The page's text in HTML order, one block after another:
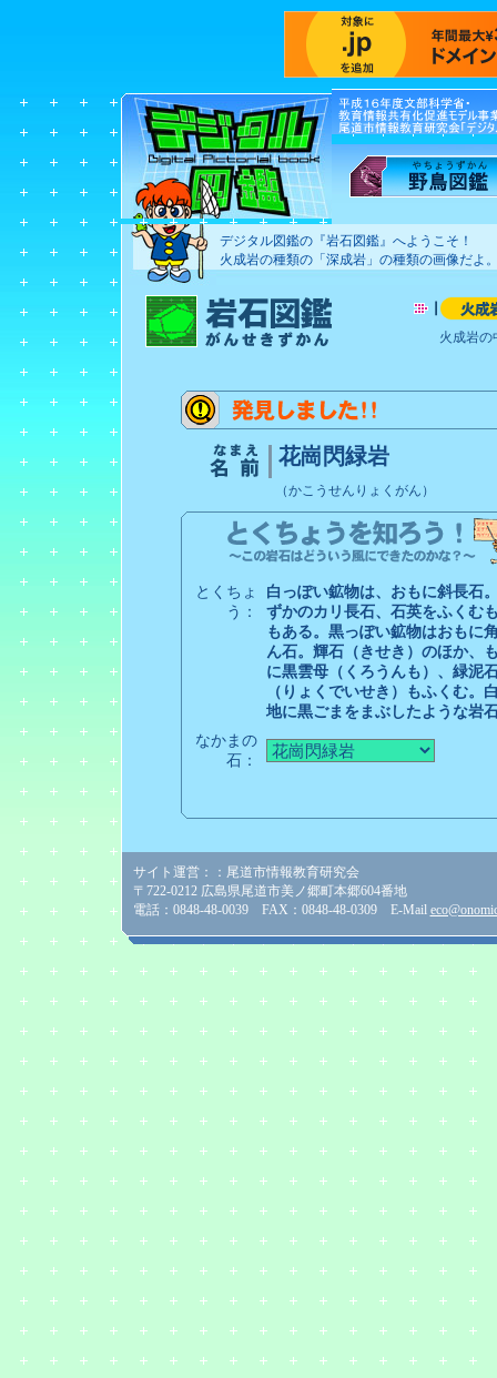
デジタル図鑑の『岩石図鑑』へようこそ！
火成岩の種類の「深成岩」の種類の画像だよ
火成岩の
花崗閃緑岩
（かこうせんりょくがん）
とくちょ
う：
白っぽい鉱物は、おもに斜長石
ずかのカリ長石、石英をふくむ
もある。黒っぽい鉱物はおもに
ん石。輝石（きせき）のほか、
に黒雲母（くろうんも）、緑泥
（りょくでいせき）もふくむ。
地に黒ごまをまぶしたような岩
なかまの
石：
サイト運営：：尾道市情報教育研究会
〒722-0212 広島県尾道市美ノ郷町本郷604番地
電話：0848-48-0039 FAX：0848-48-0309 E-Mail